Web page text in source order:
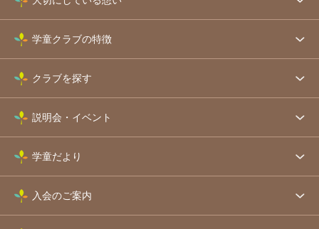
学童クラブの特徴
クラブを探す
説明会・イベント
学童だより
入会のご案内